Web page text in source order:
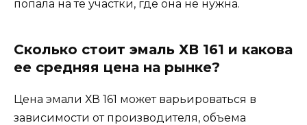
попала на те участки, где она не нужна.
Сколько стоит эмаль ХВ 161 и какова
ее средняя цена на рынке?
Цена эмали ХВ 161 может варьироваться в
зависимости от производителя, объема